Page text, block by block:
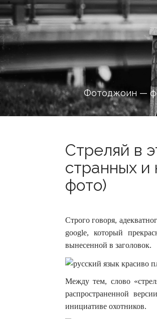
Фотоджоин —
Стреляй в
странных и
фото)
Строго говоря,
google, который
вынесенной в заголовок.
Между тем, слово
распространенной
инициативе охотников.